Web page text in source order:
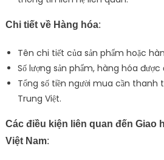
Chi tiết về Hàng hóa:
Tên chi tiết của sản phẩm hoặc
Số lượng sản phẩm, hàng hóa
Tổng số tiền người mua cần thanh
Trung Việt.
Các điều kiện liên quan đến Giao
Việt Nam: